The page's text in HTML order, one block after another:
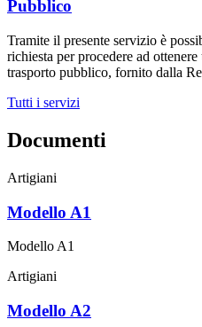
Pubblico
Tramite il presente servizio è
richiesta per procedere ad
trasporto pubblico, fornito dalla
Tutti i servizi
Documenti
Artigiani
Modello A1
Modello A1
Artigiani
Modello A2